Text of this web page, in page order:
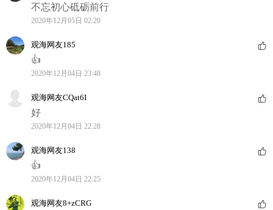
不忘初心砥砺前行
2020年12月05日 02:20
观海网友185
👍
2020年12月04日 23:48
观海网友CQat6I
好
2020年12月04日 22:28
观海网友138
👍
2020年12月04日 22:25
观海网友8+zCRG